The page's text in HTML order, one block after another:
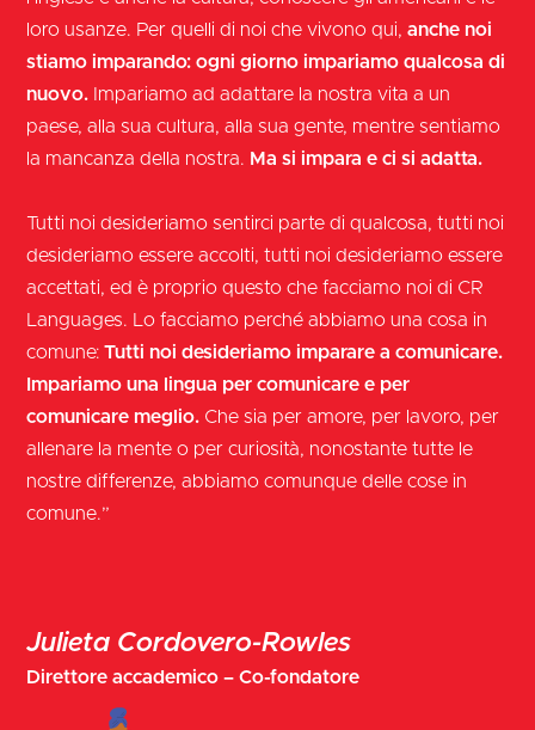
loro usanze. Per quelli di noi che vivono qui,anche noi
stiamo imparando: ogni giorno impariamo qualcosa di
nuovo. Impariamo ad adattare la nostra vita a un
paese, alla sua cultura, alla sua gente, mentre sentiamo
la mancanza della nostra. Ma si impara e ci si adatta.
Tutti noi desideriamo sentirci parte di qualcosa, tutti noi
desideriamo essere accolti, tutti noi desideriamo essere
accettati, ed è proprio questo che facciamo noi di CR
Languages. Lo facciamo perché abbiamo una cosa in
comune:Tutti noi desideriamo imparare a comunicare.
Impariamo una lingua per comunicare e per
comunicare meglio. Che sia per amore, per lavoro, per
allenare la mente o per curiosità, nonostante tutte le
nostre differenze, abbiamo comunque delle cose in
comune.”
Julieta Cordovero-Rowles
Direttore accademico – Co-fondatore